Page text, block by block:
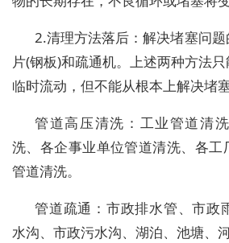
2.清理方法落后：解决堵塞问
片(钢板)和疏通机。上述两种方法
临时流动，但不能从根本上解决堵塞
管道高压清洗：工业管道清
洗、各企事业单位管道清洗、各工
管道清洗。
管道疏通：市政排水管、市政
水沟、市政污水沟、湖泊、池塘、